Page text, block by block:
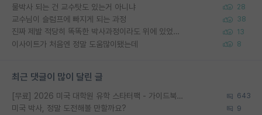
물박사 되는 건 교수탓도 있는거 아니냐 28
교수님이 슬럼프에 빠지게 되는 과정 38
진짜 제발 적당히 똑똑한 박사과정이라도 위에 있었으면.. 13
이사이트가 처음엔 정말 도움많이됐는데 8
최근 댓글이 많이 달린 글
[무료] 2026 미국 대학원 유학 스타터팩 - 가이드북 & 합격자 컨택메일 템플릿 643
미국 박사, 정말 도전해볼 만할까요? 9